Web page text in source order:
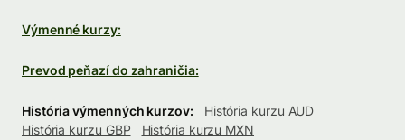
Výmenné kurzy:
Prevod peňazí do zahraničia:
História výmenných kurzov:
História kurzu AUD
História kurzu GBP
História kurzu MXN